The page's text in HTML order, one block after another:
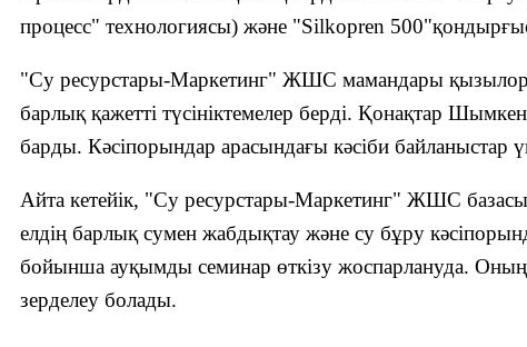
процесс" технологиясы) және "Silkopren
"Су ресурстары-Маркетинг" ЖШС мамандары
барлық қажетті түсініктемелер берді. Қонақтар
барды. Кәсіпорындар арасындағы кәсіби байланыстар
Айта кетейік, "Су ресурстары-Маркетинг" ЖШС
елдің барлық сумен жабдықтау және су бұру
бойынша ауқымды семинар өткізу жоспарлануда.
зерделеу болады.